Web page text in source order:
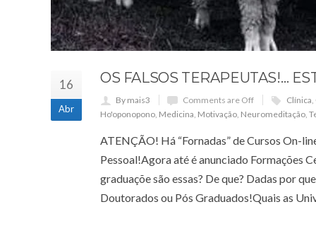
16
Abr
OS FALSOS TERAPEUTAS!…
By mais3 Comments are Off Clínica
Ho'oponopono Medicina Motivação Neuromeditação
ATENÇÃO! Há “Fornadas” de Cursos On-
Pessoal!Agora até é anunciado Formações
graduaçõe são essas? De que? Dadas por
Doutorados ou Pós Graduados!Quais as